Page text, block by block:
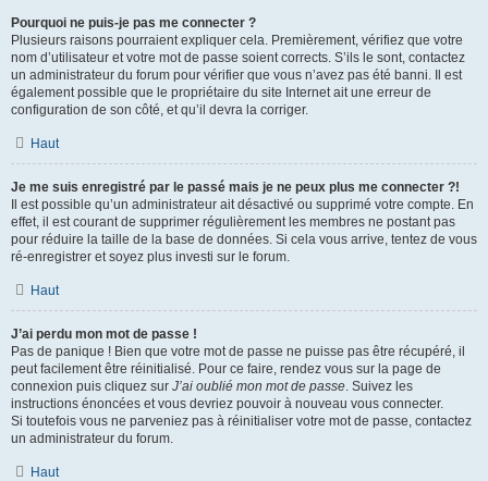
Pourquoi ne puis-je pas me connecter ?
Plusieurs raisons pourraient expliquer cela. Premièrement, vérifiez que votre
nom d’utilisateur et votre mot de passe soient corrects. S’ils le sont, contactez
un administrateur du forum pour vérifier que vous n’avez pas été banni. Il est
également possible que le propriétaire du site Internet ait une erreur de
configuration de son côté, et qu’il devra la corriger.
Haut
Je me suis enregistré par le passé mais je ne peux plus me connecter ?!
Il est possible qu’un administrateur ait désactivé ou supprimé votre compte. En
effet, il est courant de supprimer régulièrement les membres ne postant pas
pour réduire la taille de la base de données. Si cela vous arrive, tentez de vous
ré-enregistrer et soyez plus investi sur le forum.
Haut
J’ai perdu mon mot de passe !
Pas de panique ! Bien que votre mot de passe ne puisse pas être récupéré, il
peut facilement être réinitialisé. Pour ce faire, rendez vous sur la page de
connexion puis cliquez sur J’ai oublié mon mot de passe. Suivez les
instructions énoncées et vous devriez pouvoir à nouveau vous connecter.
Si toutefois vous ne parveniez pas à réinitialiser votre mot de passe, contactez
un administrateur du forum.
Haut